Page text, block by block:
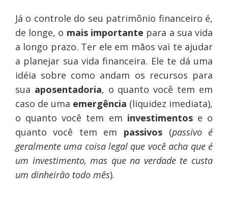
Já o controle do seu patrimônio financeiro é,
de longe, o mais importante para a sua vida
a longo prazo. Ter ele em mãos vai te ajudar
a planejar sua vida financeira. Ele te dá uma
idéia sobre como andam os recursos para
sua aposentadoria, o quanto você tem em
caso de uma emergência (liquidez imediata),
o quanto você tem em investimentose o
quanto você tem em passivos (passivo é
geralmente uma coisa legal que você acha que é
um investimento, mas que na verdade te custa
um dinheirão todo mês).